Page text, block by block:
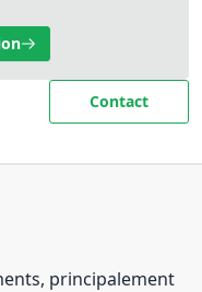
Contact
principalement